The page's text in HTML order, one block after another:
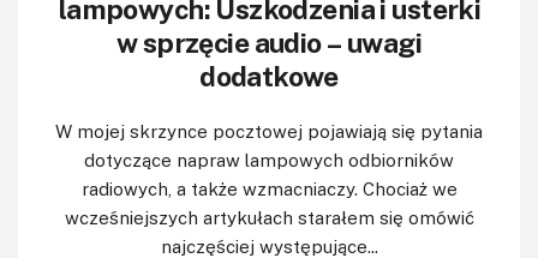
lampowych: Uszkodzenia i usterki
w sprzęcie audio – uwagi
dodatkowe
W mojej skrzynce pocztowej pojawiają się pytania
dotyczące napraw lampowych odbiorników
radiowych, a także wzmacniaczy. Chociaż we
wcześniejszych artykułach starałem się omówić
najczęściej występujące...